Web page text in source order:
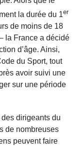
la durée du 1er
de moins de 18
la France a décidé
d’âge. Ainsi,
du Sport, tout
avoir suivi une
sur une période
dirigeants du
de nombreuses
peuvent faire